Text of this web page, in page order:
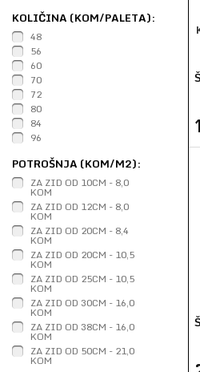
KOLIČINA (KOM/PALETA):
48
56
60
70
72
80
84
96
POTROŠNJA (KOM/M2):
ZA ZID OD 10CM - 8,0
KOM
ZA ZID OD 12CM - 8,0
KOM
ZA ZID OD 20CM - 8,4
KOM
ZA ZID OD 20CM - 10,5
KOM
ZA ZID OD 25CM - 10,5
KOM
ZA ZID OD 30CM - 16,0
KOM
ZA ZID OD 38CM - 16,0
KOM
ZA ZID OD 50CM - 21,0
KOM